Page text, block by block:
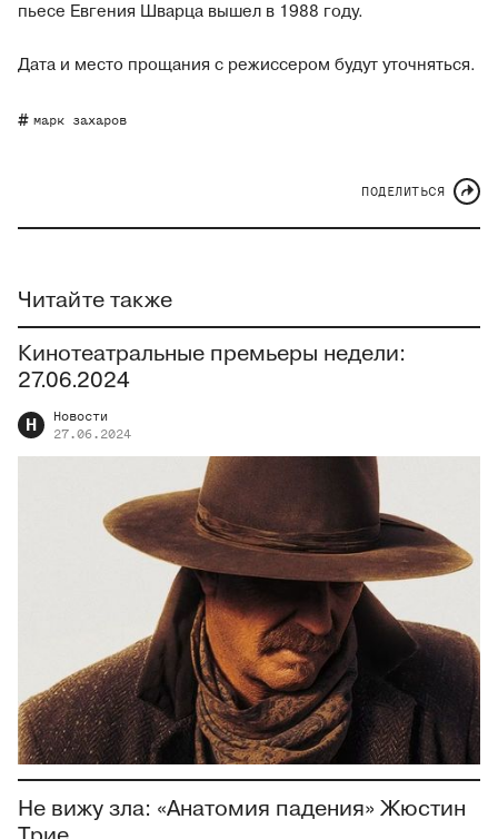
пьесе Евгения Шварца вышел в 1988 году.
Дата и место прощания с режиссером будут уточняться.
марк захаров
ПОДЕЛИТЬСЯ
Читайте также
Кинотеатральные премьеры недели:
27.06.2024
Н
Новости
27.06.2024
Не вижу зла: «Анатомия падения» Жюстин